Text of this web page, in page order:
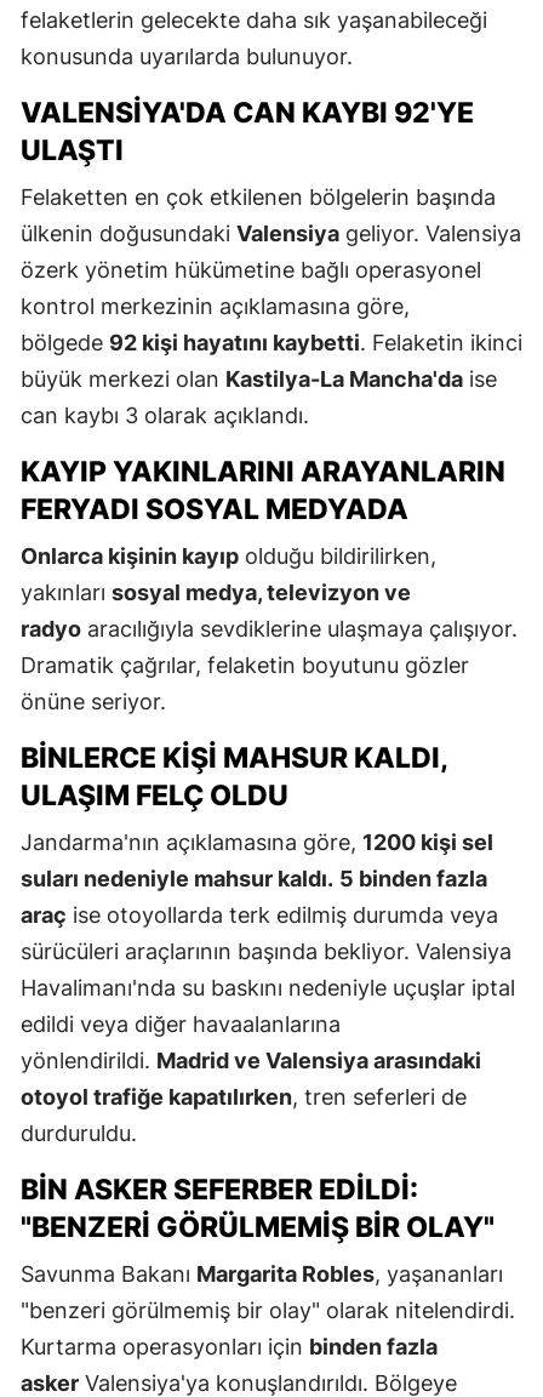
felaketlerin gelecekte daha sık yaşanabileceği
konusunda uyarılarda bulunuyor.
VALENSIYA'DA CAN KAYBI 92'YE
ULAŞTI
Felaketten en çok etkilenen bölgelerin başında
ülkenin doğusundaki Valensiya geliyor. Valensiya
özerk yönetim hükümetine bağlı operasyonel
kontrol merkezinin açıklamasına göre,
bölgede 92 kişi hayatını kaybetti. Felaketin ikinci
büyük merkezi olan Kastilya-La Mancha'da ise
can kaybı 3 olarak açıklandı.
KAYIP YAKINLARINI ARAYANLARIN
FERYADI SOSYAL MEDYADA
Onlarca kişinin kayıp olduğu bildirilirken,
yakınları sosyal medya, televizyon ve
radyo aracılığıyla sevdiklerine ulaşmaya çalışıyor.
Dramatik çağrılar, felaketin boyutunu gözler
önüne seriyor.
BINLERCE KIŞI MAHSUR KALDI,
ULAŞIM FELÇ OLDU
Jandarma'nın açıklamasına göre, 1200 kişi sel
suları nedeniyle mahsur kaldı. 5 binden fazla
araç ise otoyollarda terk edilmiş durumda veya
sürücüleri araçlarının başında bekliyor. Valensiya
Havalimanı'nda su baskını nedeniyle uçuşlar iptal
edildi veya diğer havaalanlarına
yönlendirildi. Madrid ve Valensiya arasındaki
otoyol trafiğe kapatılırken, tren seferleri de
durduruldu.
BIN ASKER SEFERBER EDILDI:
"BENZERI GÖRÜLMEMIŞ BIR OLAY"
Savunma Bakanı Margarita Robles, yaşananları
"benzeri görülmemiş bir olay" olarak nitelendirdi.
Kurtarma operasyonları için binden fazla
asker Valensiya'ya konuşlandırıldı. Bölgeye